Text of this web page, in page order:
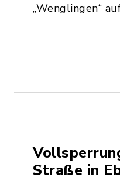
„Wenglingen“
Straße in